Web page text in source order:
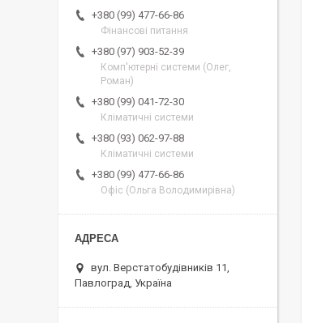
+380 (99) 477-66-86
Фінансові питання
+380 (97) 903-52-39
Комп'ютерні системи (Олег,
Роман)
+380 (99) 041-72-30
Кліматичні системи
+380 (93) 062-97-88
Кліматичні системи
+380 (99) 477-66-86
Офіс (Ольга Володимирівна)
вул. Верстатобудівників 11,
Павлоград, Україна